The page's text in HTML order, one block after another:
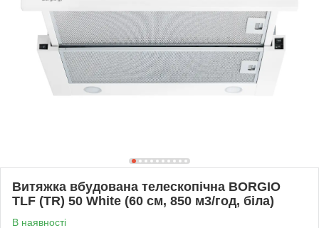
Витяжка вбудована телескопічна BORGIO
TLF (TR) 50 White (60 см, 850 м3/год, біла)
В наявності